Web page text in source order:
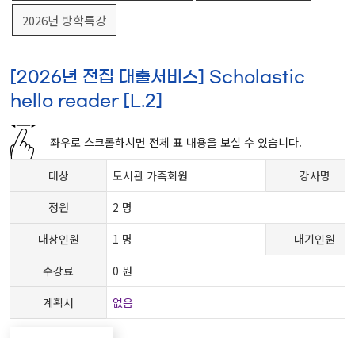
2026년 방학특강
[2026년 전집 대출서비스] Scholastic
hello reader [L.2]
좌우로 스크롤하시면 전체 표 내용을 보실 수 있습니다.
대상 도서관 가족회원
강사명
정원
2 명
대상인원
1 명
대기인원
수강료
0 원
계획서
없음